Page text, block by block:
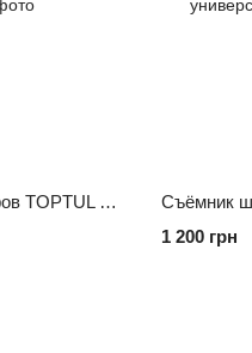
Разжим тормозных цилиндров TOPTUL JEAF0107
1 200 грн